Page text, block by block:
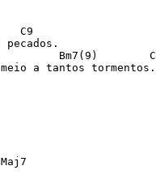
C9
Bm7(9)        C
a tantos tormentos.